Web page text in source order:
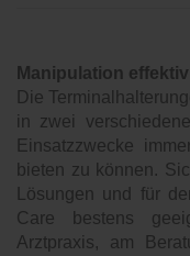
Manipulation
Die
in zwei
Einsatzzwecke
bieten zu können.
Lösungen und für
Care bestens
Arztpraxis, am